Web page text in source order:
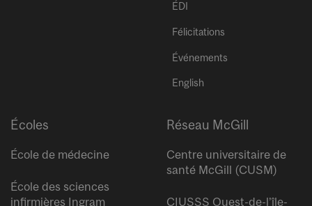
ÉDI
Félicitations
Événements
English
Écoles
École de médecine
École des sciences
infirmières Ingram
Réseau McGill
Centre universitaire de
santé McGill (CUSM)
CIUSSS Ouest-de-l’île-